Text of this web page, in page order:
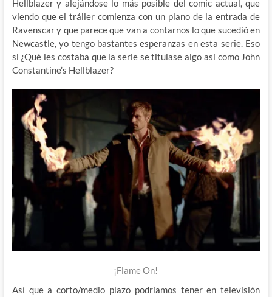
Hellblazer y alejándose lo más posible del comic actual, que
viendo que el tráiler comienza con un plano de la entrada de
Ravenscar y que parece que van a contarnos lo que sucedió en
Newcastle, yo tengo bastantes esperanzas en esta serie. Eso
si ¿Qué les costaba que la serie se titulase algo así como John
Constantine’s Hellblazer?
¡Flame On!
Así que a corto/medio plazo podríamos tener en televisión